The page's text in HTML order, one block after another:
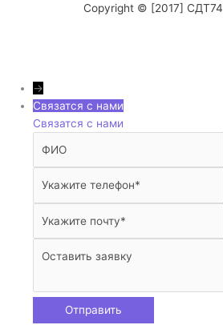
Copyright © [2017] СДТ74
→
Связатся с нами
Связатся с нами